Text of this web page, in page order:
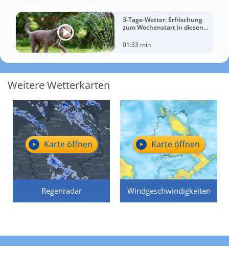
3-Tage-Wetter: Erfrischung
zum Wochenstart in diesen
01:33 min
Weitere Wetterkarten
Regenradar
Karte öffnen
Windgeschwindigkeiten
Karte öffnen